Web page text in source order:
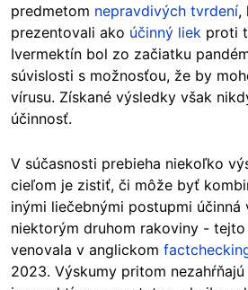
predmetom nepravdivých tvrdení,
prezentovali ako účinný liek proti
Ivermektín bol zo začiatku
súvislosti s možnosťou, že by
vírusu. Získané výsledky však
účinnosť.
V súčasnosti prebieha niekoľko
cieľom je zistiť, či môže byť
inými liečebnými postupmi
niektorým druhom rakoviny - tejto
venovala v anglickom
2023. Výskumy pritom